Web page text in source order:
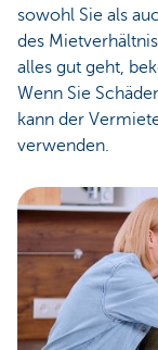
sowohl Sie als
des
alles gut geht,
Wenn Sie
kann der
verwenden.